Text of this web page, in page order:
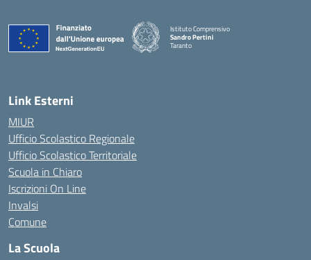
Istituto Comprensivo
Sandro Pertini
Taranto
Link Esterni
MIUR
Ufficio Scolastico Regionale
Ufficio Scolastico Territoriale
Scuola in Chiaro
Iscrizioni On Line
Invalsi
Comune
La Scuola